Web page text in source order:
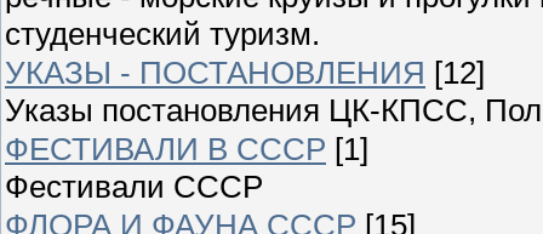
студенческий туризм.
УКАЗЫ - ПОСТАНОВЛЕНИЯ [12]
Указы постановления ЦК-КПСС,
ФЕСТИВАЛИ В СССР [1]
Фестивали СССР
ФЛОРА И ФАУНА СССР [15]